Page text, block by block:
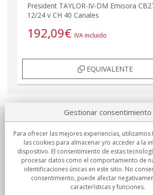
President TAYLOR-IV-DM Emisora
12/24 v CH 40 Canales
192,09€ IVA incluido
EQUIVALENTE
Sobre nosotros
Compromisos
Compras
Gestionar consentimiento
Para ofrecer las mejores experiencias,
las cookies para almacenar y/o acceder a la
dispositivo. El consentimiento de estas
procesar datos como el comportamiento de
identificaciones únicas en este sitio. No
consentimiento, puede afectar
características y funciones.